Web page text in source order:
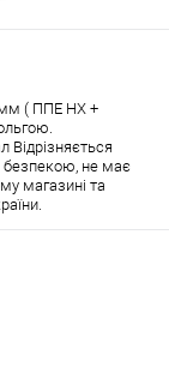
( ППЕ НХ +
Відрізняється
безпекою, не має
магазині та